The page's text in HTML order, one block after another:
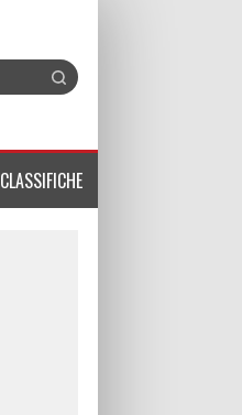
CLASSIFICHE